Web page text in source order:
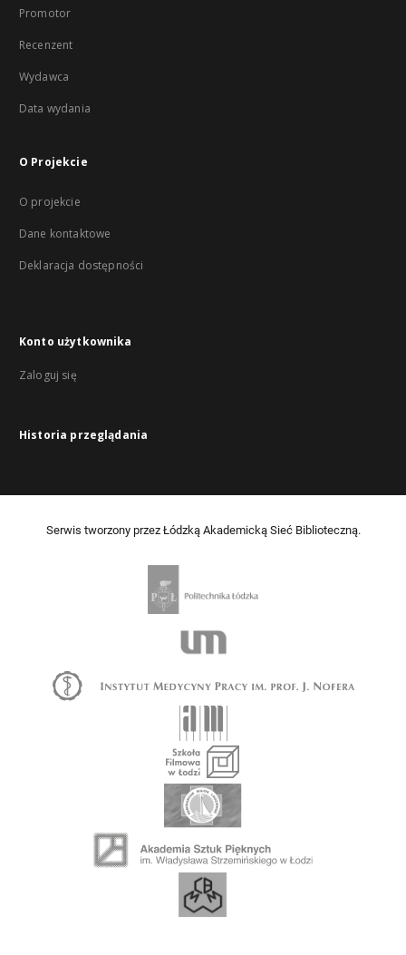
Promotor
Recenzent
Wydawca
Data wydania
O Projekcie
O projekcie
Dane kontaktowe
Deklaracja dostępności
Konto użytkownika
Zaloguj się
Historia przeglądania
Serwis tworzony przez Łódzką Akademicką Sieć Biblioteczną.